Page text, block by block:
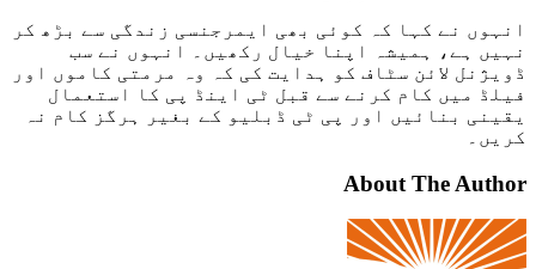
انہوں نے کہا کہ کوئی بھی ایمرجنسی زندگی سے بڑھ کر
نہیں ہے، ہمیشہ اپنا خیال رکھیں۔ انہوں نے سب
ڈویژنل لائن سٹاف کو ہدایت کی کہ وہ مرمتی کاموں اور
فیلڈ میں کام کرنے سے قبل ٹی اینڈ پی کا استعمال
یقینی بنائیں اور پی ٹی ڈبلیو کے بغیر ہرگز کام نہ
کریں۔
About The Author